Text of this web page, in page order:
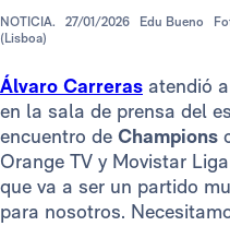
NOTICIA. 27/01/2026 Edu Bueno
(Lisboa)
Álvaro Carreras atendió
en la sala de prensa del
encuentro de Champions
Orange TV y Movistar
que va a ser un partido
para nosotros.